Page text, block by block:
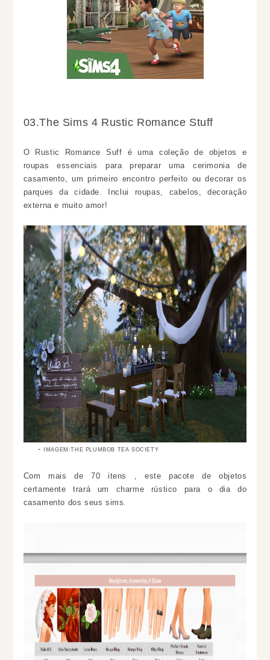
03.The Sims 4 Rustic Romance Stuff
O Rustic Romance Suff é uma coleção de objetos e
roupas essenciais para preparar uma cerimonia de
casamento, um primeiro encontro perfeito ou decorar os
parques da cidade. Inclui roupas, cabelos, decoração
externa e muito amor!
IMAGEM:THE PLUMBOB TEA SOCIETY
Com mais de 70 itens , este pacote de objetos
certamente trará um charme rústico para o dia do
casamento dos seus sims.